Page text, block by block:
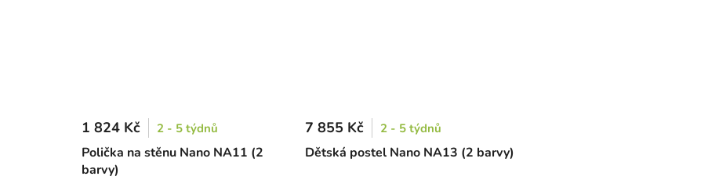
Polička na stěnu Nano NA11 (2
barvy)
1 824 Kč 2 - 5 týdnů
Dětská postel Nano NA13 (2 barvy)
7 855 Kč 2 - 5 týdnů